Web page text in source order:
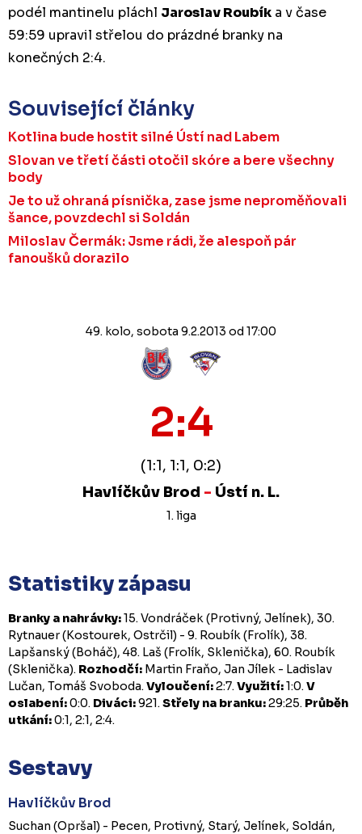
podél mantinelu pláchl Jaroslav Roubík a v čase
59:59 upravil střelou do prázdné branky na
konečných 2:4.
Související články
Kotlina bude hostit silné Ústí nad Labem
Slovan ve třetí části otočil skóre a bere všechny
body
Je to už ohraná písnička, zase jsme neproměňovali
šance, povzdechl si Soldán
Miloslav Čermák: Jsme rádi, že alespoň pár
fanoušků dorazilo
49. kolo, sobota 9.2.2013 od 17:00
2:4
(1:1, 1:1, 0:2)
Havlíčkův Brod - Ústí n. L.
1. liga
Statistiky zápasu
Branky a nahrávky:15. Vondráček (Protivný, Jelínek), 30.
Rytnauer (Kostourek, Ostrčil) - 9. Roubík (Frolík), 38.
Lapšanský (Boháč), 48. Laš (Frolík, Sklenička), 60. Roubík
(Sklenička). Rozhodčí: Martin Fraňo, Jan Jílek - Ladislav
Lučan, Tomáš Svoboda.Vyloučení:2:7.Využití:1:0.V
oslabení:0:0. Diváci:921.Střely na branku:29:25. Průběh
utkání:0:1, 2:1, 2:4.
Sestavy
Havlíčkův Brod
Suchan (Opršal) - Pecen, Protivný, Starý, Jelínek, Soldán,